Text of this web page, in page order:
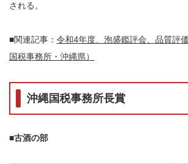
される。
■関連記事： 令和4年度、泡盛鑑評会、品質評
国税事務所・沖縄県）
沖縄国税事務所長賞
■古酒の部